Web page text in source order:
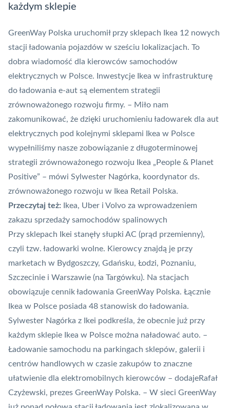
każdym sklepie
GreenWay Polska uruchomił przy sklepach Ikea 12 nowych
stacji ładowania pojazdów w sześciu lokalizacjach. To
dobra wiadomość dla kierowców samochodów
elektrycznych w Polsce. Inwestycje Ikea w infrastrukturę
do ładowania e-aut są elementem strategii
zrównoważonego rozwoju firmy. – Miło nam
zakomunikować, że dzięki uruchomieniu ładowarek dla aut
elektrycznych pod kolejnymi sklepami Ikea w Polsce
wypełniliśmy nasze zobowiązanie z długoterminowej
strategii zrównoważonego rozwoju Ikea „People & Planet
Positive” – mówi Sylwester Nagórka, koordynator ds.
zrównoważonego rozwoju w Ikea Retail Polska.
Przeczytaj też: Ikea, Uber i Volvo za wprowadzeniem
zakazu sprzedaży samochodów spalinowych
Przy sklepach Ikei stanęły słupki AC (prąd przemienny),
czyli tzw. ładowarki wolne. Kierowcy znajdą je przy
marketach w Bydgoszczy, Gdańsku, Łodzi, Poznaniu,
Szczecinie i Warszawie (na Targówku). Na stacjach
obowiązuje cennik ładowania GreenWay Polska. Łącznie
Ikea w Polsce posiada 48 stanowisk do ładowania.
Sylwester Nagórka z Ikei podkreśla, że obecnie już przy
każdym sklepie Ikea w Polsce można naładować auto. –
Ładowanie samochodu na parkingach sklepów, galerii i
centrów handlowych w czasie zakupów to znaczne
ułatwienie dla elektromobilnych kierowców – dodajeRafał
Czyżewski, prezes GreenWay Polska. – W sieci GreenWay